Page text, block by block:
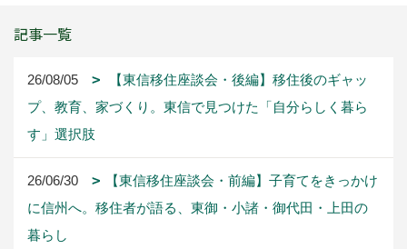
記事一覧
26/08/05
【東信移住座談会・後編】移住後のギャッ
プ、教育、家づくり。東信で見つけた「自分らしく暮ら
す」選択肢
26/06/30
【東信移住座談会・前編】子育てをきっかけ
に信州へ。移住者が語る、東御・小諸・御代田・上田の
暮らし